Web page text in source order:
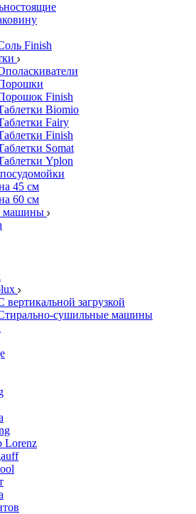
Finish
Finish
Biomio
Fairy
Finish
Somat
Yplon
45 см
60 см
машины
вертикальной загрузкой
сушильные машины
Lorenz